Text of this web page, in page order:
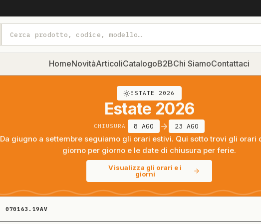
HomeNovitàArticoliCatalogoB2BChi SiamoContattaci
ESTATE 2026
Estate 2026
CHIUSURA 8 AGO 23 AGO
Da giugno a settembre seguiamo gli orari estivi. Qui sotto trovi gli orari
giorno per giorno e le date di chiusura per ferie.
Visualizza gli orari e i
giorni
070163.19AV